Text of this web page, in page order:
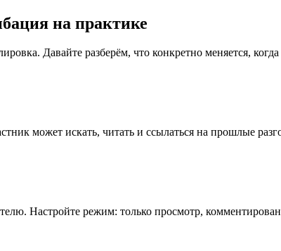
на практике
Давайте разберём, что конкретно меняется,
может искать, читать и ссылаться на прошлые
Настройте режим: только просмотр,